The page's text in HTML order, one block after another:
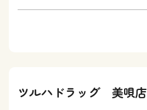
ツルハドラッグ 美唄店